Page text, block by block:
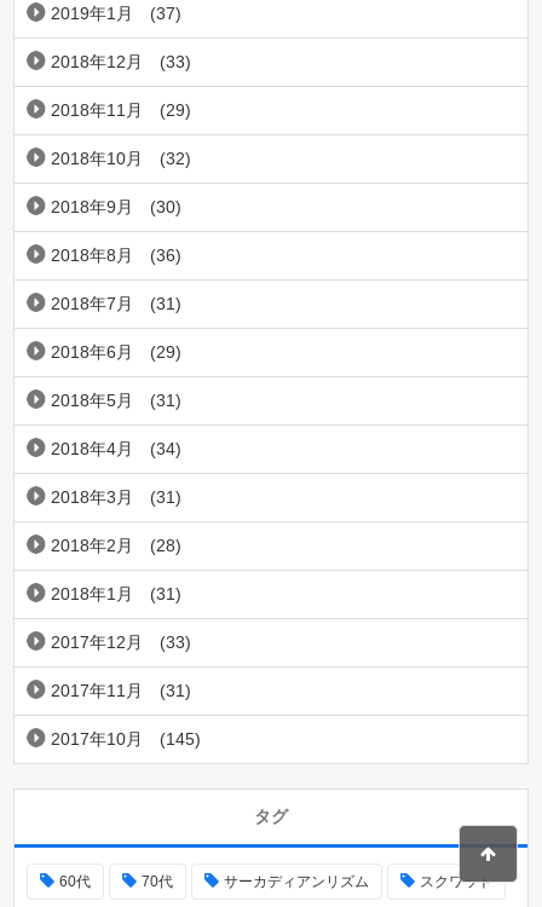
2019年1月 (37)
2018年12月 (33)
2018年11月 (29)
2018年10月 (32)
2018年9月 (30)
2018年8月 (36)
2018年7月 (31)
2018年6月 (29)
2018年5月 (31)
2018年4月 (34)
2018年3月 (31)
2018年2月 (28)
2018年1月 (31)
2017年12月 (33)
2017年11月 (31)
2017年10月 (145)
タグ
60代 70代 サーカディアンリズム スクワット